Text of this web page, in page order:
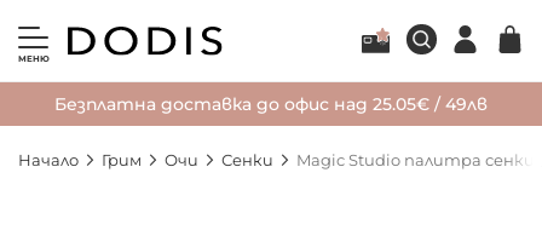
МЕНЮ
Безплатна доставка до офис над 25.05€ / 49лв
Начало Грим Очи Сенки Magic Studio палитра